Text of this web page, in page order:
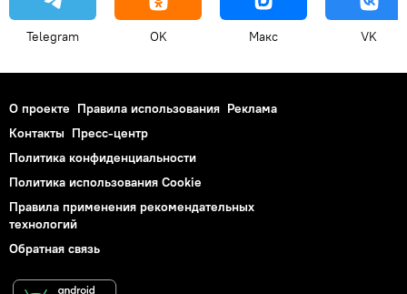
Telegram OK Макс VK
О проекте Правила использования Реклама
Контакты Пресс-центр
Политика конфиденциальности
Политика использования Cookie
Правила применения рекомендательных
технологий
Обратная связь